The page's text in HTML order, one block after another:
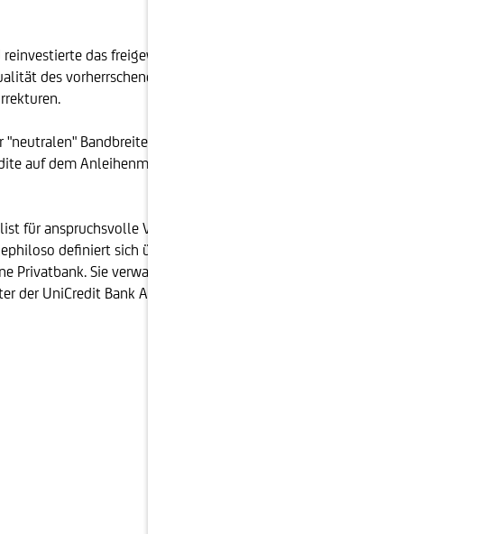
das freigewordene Kapital auf dem Anleihenmarkt. Die
des vorherrschenden Trends zu beurteilen. Heute sind
Bandbreite. Auf dem Aktienmarkt könnten sich in den
auf dem Anleihenmarkt erleichtert das Abwarten dieser
für anspruchsvolle Vermögensanlage. Sie konzentriert sich auf die
definiert sich über das Motto "investieren statt spekulieren"
Privatbank. Sie verwaltet für private und institutionelle
der UniCredit Bank Austria und das Kompetenzzentrum der